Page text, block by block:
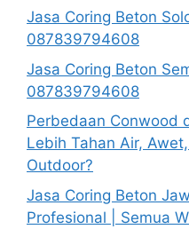
Jasa Coring Beton
087839794608
Jasa Coring Beton
087839794608
Perbedaan Conwood
Lebih Tahan Air,
Outdoor?
Jasa Coring Beton
Profesional | Semua